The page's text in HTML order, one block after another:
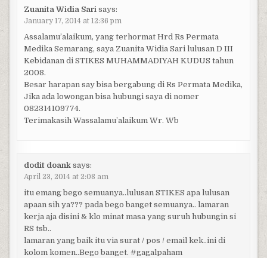
Zuanita Widia Sari says:
January 17, 2014 at 12:36 pm
Assalamu’alaikum, yang terhormat Hrd Rs Permata
Medika Semarang, saya Zuanita Widia Sari lulusan D III
Kebidanan di STIKES MUHAMMADIYAH KUDUS tahun
2008.
Besar harapan say bisa bergabung di Rs Permata Medika,
Jika ada lowongan bisa hubungi saya di nomer
082314109774.
Terimakasih Wassalamu’alaikum Wr. Wb
dodit doank says:
April 23, 2014 at 2:08 am
itu emang bego semuanya..lulusan STIKES apa lulusan
apaan sih ya??? pada bego banget semuanya.. lamaran
kerja aja disini & klo minat masa yang suruh hubungin si
RS tsb..
lamaran yang baik itu via surat / pos / email kek..ini di
kolom komen..Bego banget. #gagalpaham